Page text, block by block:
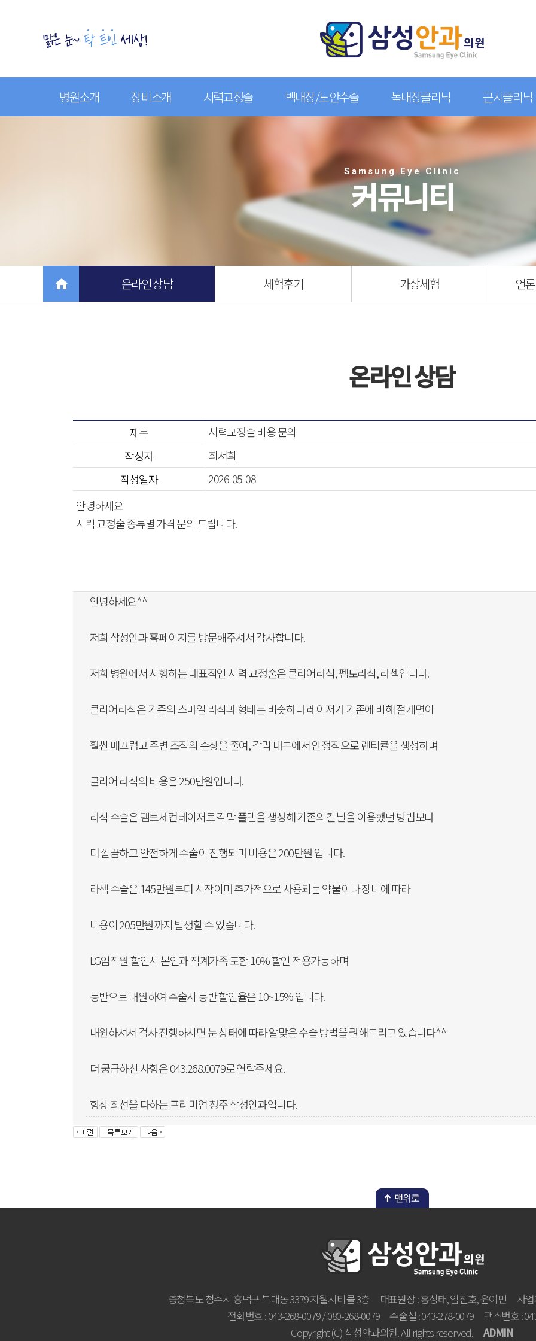
병원소개 장비소개 시력교정술 백내장/노안수술 녹내장클리닉 근시클리닉
Samsung Eye Clinic
커뮤니티
온라인 상담 체험후기 가상체험 언
온라인 상담
제목
시력교정술 비용 문의
작성자
최서희
작성일자
2026-05-08
안녕하세요
시력 교정술 종류별 가격 문의 드립니다.
안녕하세요^^
저희 삼성안과 홈페이지를 방문해주셔서 감사합니다.
저희 병원에서 시행하는 대표적인 시력 교정술은 클리어라식, 펨토라식, 라섹입니다.
클리어라식은 기존의 스마일 라식과 형태는 비슷하나 레이저가 기존에 비해 절개면이
훨씬 매끄럽고 주변 조직의 손상을 줄여, 각막 내부에서 안정적으로 렌티큘을 생성하며
클리어 라식의 비용은 250만원입니다.
라식 수술은 펨토세컨레이저로 각막 플랩을 생성해 기존의 칼날을 이용했던 방법보다
더 깔끔하고 안전하게 수술이 진행되며 비용은 200만원 입니다.
라섹 수술은 145만원부터 시작이며 추가적으로 사용되는 약물이나 장비에 따라
비용이 205만원까지 발생할 수 있습니다.
LG임직원 할인시 본인과 직계가족 포함 10% 할인 적용가능하며
동반으로 내원하여 수술시 동반 할인율은 10~15% 입니다.
내원하셔서 검사 진행하시면 눈 상태에 따라 알맞은 수술 방법을 권해드리고 있습니다^^
더 궁금하신 사항은 043.268.0079로 연락주세요.
항상 최선을 다하는 프리미엄 청주 삼성안과입니다.
충청북도 청주시 흥덕구 복대동 3379 지웰시티몰 3층 대표원장 : 홍성태, 임진호, 윤여민
사
전화번호 : 043-268-0079 / 080-268-0079
수술실 : 043-278-0079
팩스번호 :
Copyright (C) 삼성안과의원. All rights reserved.
ADMIN